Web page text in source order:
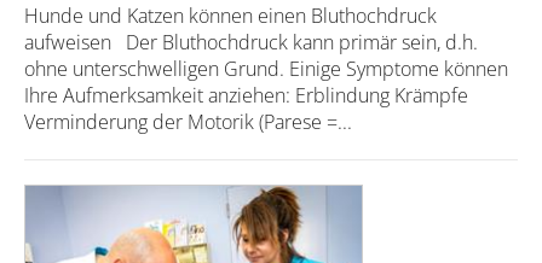
Hunde und Katzen können einen Bluthochdruck
aufweisen Der Bluthochdruck kann primär sein, d.h.
ohne unterschwelligen Grund. Einige Symptome können
Ihre Aufmerksamkeit anziehen: Erblindung Krämpfe
Verminderung der Motorik (Parese =...